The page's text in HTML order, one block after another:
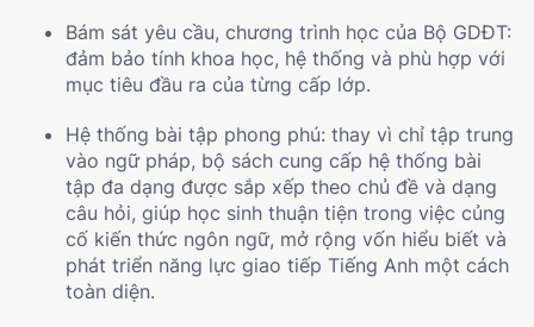
Bám sát yêu cầu, chương trình học của Bộ GDĐT:
đảm bảo tính khoa học, hệ thống và phù hợp với
mục tiêu đầu ra của từng cấp lớp.
Hệ thống bài tập phong phú: thay vì chỉ tập trung
vào ngữ pháp, bộ sách cung cấp hệ thống bài
tập đa dạng được sắp xếp theo chủ đề và dạng
câu hỏi, giúp học sinh thuận tiện trong việc củng
cố kiến thức ngôn ngữ, mở rộng vốn hiểu biết và
phát triển năng lực giao tiếp Tiếng Anh một cách
toàn diện.